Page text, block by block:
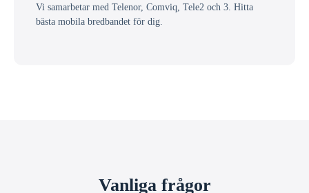
Vi samarbetar med Telenor, Comviq, Tele2 och 3. Hitta
bästa mobila bredbandet för dig.
Vanliga frågor